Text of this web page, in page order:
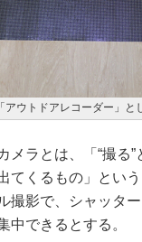
アウトドアレコーダー」と
メラとは、「“撮る
てくるもの」とい
撮影で、シャッタ
中できるとする。